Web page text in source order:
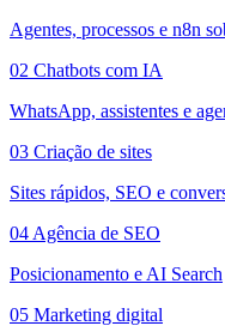
Agentes, processos e n8n
02 Chatbots com IA
WhatsApp, assistentes e
03 Criação de sites
Sites rápidos, SEO e
04 Agência de SEO
Posicionamento e AI Search
05 Marketing digital